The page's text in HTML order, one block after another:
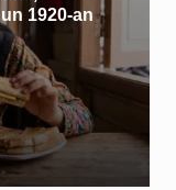
1920-an